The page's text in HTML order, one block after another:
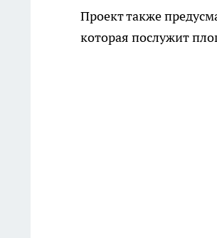
Проект также
которая послужит